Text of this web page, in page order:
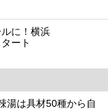
に！横浜
ート
湯は具材50種から自